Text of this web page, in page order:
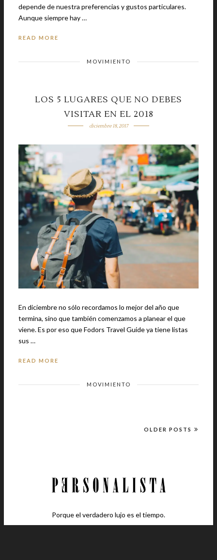
depende de nuestra preferencias y gustos particulares.
Aunque siempre hay …
READ MORE
MOVIMIENTO
LOS 5 LUGARES QUE NO DEBES
VISITAR EN EL 2018
diciembre 18, 2017
En diciembre no sólo recordamos lo mejor del año que
termina, sino que también comenzamos a planear el que
viene. Es por eso que Fodors Travel Guide ya tiene listas
sus …
READ MORE
MOVIMIENTO
OLDER POSTS
Porque el verdadero lujo es el tiempo.